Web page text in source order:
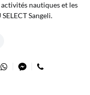
nautiques et les
Sangeli.